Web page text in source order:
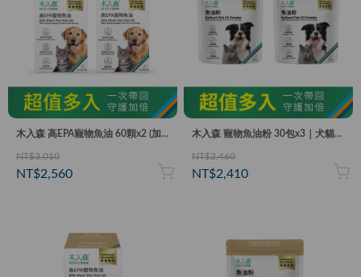
木入森 高EPA寵物魚油 60顆x2 (加贈15顆)｜貓狗魚油推薦
NT$3,010
NT$2,560
木入森 寵物魚油粉 30包x3｜犬貓魚油
NT$2,460
NT$2,410